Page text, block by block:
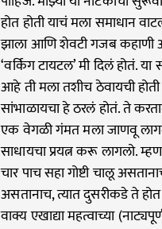
होत होती याचं मला समाधान
झाला आणि शेवटी गजब कहाणी
‘वर्किग टायटल’ मी दिलं होतं.
आहे ती मला तशीच ठेवायची
सांभाळायचा हे ठरलं होतं. ते
एक वेगळी गंमत मला जाणवू
साधायचा प्रयत्न करू
चार पाच सहा गोष्टी चालू
असतानाच, त्यात दुसरीकडे ते
वाक्य एखाद्या महत्वाच्या